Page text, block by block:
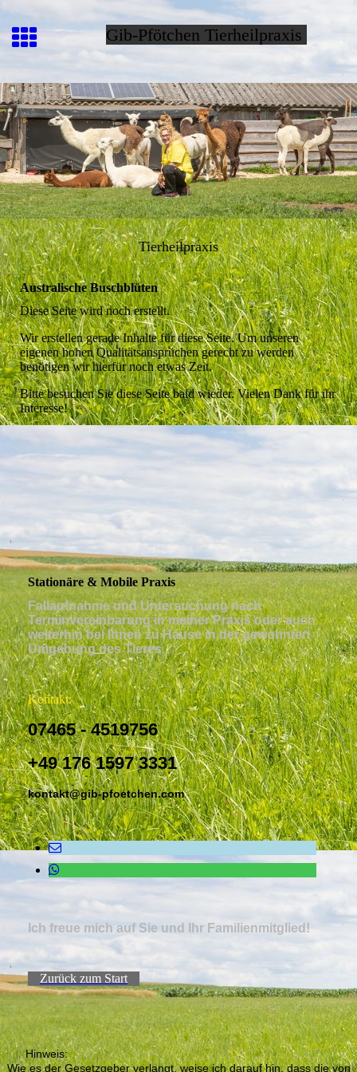
Gib-Pfötchen Tierheilpraxis
Tierheilpraxis
Australische Buschblüten
Diese Seite wird noch erstellt.
Wir erstellen gerade Inhalte für diese Seite. Um unseren
eigenen hohen Qualitätsansprüchen gerecht zu werden
benötigen wir hierfür noch etwas Zeit.
Bitte besuchen Sie diese Seite bald wieder. Vielen Dank für ihr
Interesse!
Stationäre & Mobile Praxis
Fallaufnahme und Untersuchung nach
Terminvereinbarung in meiner Praxis oder auch
weiterhin bei Ihnen zu Hause in der gewohnten
Umgebung des Tieres.
Kontakt:
07465 - 4519756
+49 176 1597 3331
kontakt@gib-pfoetchen.com
Ich freue mich auf Sie und Ihr Familienmitglied!
Zurück zum Start
Hinweis:
Wie es der Gesetzgeber verlangt, weise ich darauf hin, dass die von